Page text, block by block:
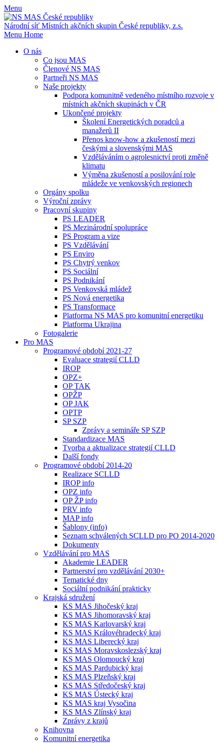
Menu
Národní síť Místních akčních skupin České republiky, z.s.
Menu Home
O nás
Co jsou MAS
Členové NS MAS
Partneři NS MAS
Naše projekty
Podpora komunitně vedeného místního rozvoje v
místních akčních skupinách v ČR
Ukončené projekty
Školení Energetických poradců a
manažerů II
Přenos know-how a zkušeností mezi
českými a slovenskými MAS
Vzděláváním o agrolesnictví proti změně
klimatu
Výměna zkušeností a posilování role
mládeže ve venkovských regionech
Orgány spolku
Výroční zprávy
Pracovní skupiny
PS LEADER
PS Mezinárodní spolupráce
PS Program a vize
PS Vzdělávání
PS Enviro
PS Chytrý venkov
PS Sociální
PS Podnikání
PS Venkovská mládež
PS Nová energetika
PS Transformace
Platforma NS MAS pro komunitní energetiku
Platforma Ukrajina
Fotogalerie
Pro MAS
Programové období 2021-27
Evaluace strategií CLLD
IROP
OPZ+
OP TAK
OPŽP
OP JAK
OPTP
SP SZP
Zprávy a semináře SP SZP
Standardizace MAS
Tvorba a aktualizace strategií CLLD
Další fondy
Programové období 2014-20
Realizace SCLLD
IROP info
OPZ info
OP ŽP info
PRV info
MAP info
Šablony (info)
Seznam schválených SCLLD pro PO 2014-2020
Dokumenty
Vzdělávání pro MAS
Akademie LEADER
Partnerství pro vzdělávání 2030+
Tematické dny
Sociální podnikání prakticky
Krajská sdružení
KS MAS Jihočeský kraj
KS MAS Jihomoravský kraj
KS MAS Karlovarský kraj
KS MAS Královéhradecký kraj
KS MAS Liberecký kraj
KS MAS Moravskoslezský kraj
KS MAS Olomoucký kraj
KS MAS Pardubický kraj
KS MAS Plzeňský kraj
KS MAS Středočeský kraj
KS MAS Ústecký kraj
KS MAS kraj Vysočina
KS MAS Zlínský kraj
Zprávy z krajů
Knihovna
Komunitní energetika